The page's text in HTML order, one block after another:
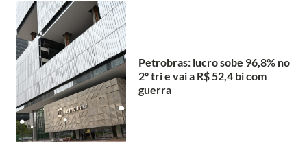
Petrobras: lucro sobe 96,8% no
2º tri e vai a R$ 52,4 bi com
guerra